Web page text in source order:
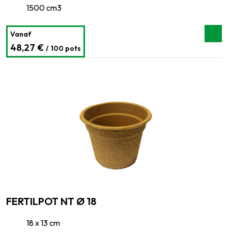
1500 cm3
Vanaf
48,27 € / 100 pots
FERTILPOT NT Ø 18
18 x 13 cm